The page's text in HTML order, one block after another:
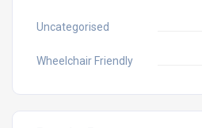
Uncategorised
Wheelchair Friendly